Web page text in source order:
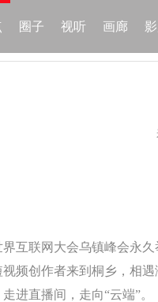
圈子 视听 画廊
互联网大会乌镇峰会永
频创作者来到桐乡，相
进直播间，走向“云端”。